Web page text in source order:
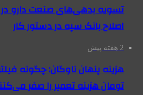
اصلاح بانک سپه در دستور کار
2 هفته پیش
هزینه پنهان ناوگان: چگونه
تومان هزینه تعمیر را صفر